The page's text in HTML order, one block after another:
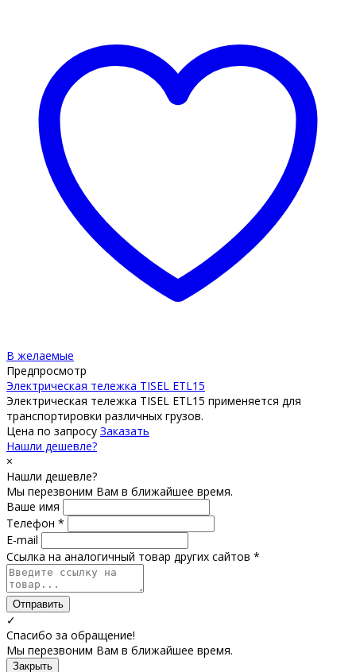
В желаемые
Предпросмотр
Электрическая тележка TISEL ETL15
Электрическая тележка TISEL ETL15 применяется для
транспортировки различных грузов.
Цена по запросу Заказать
Нашли дешевле?
×
Нашли дешевле?
Мы перезвоним Вам в ближайшее время.
Ваше имя
Телефон *
E-mail
Ссылка на аналогичный товар других сайтов *
Отправить
✓
Спасибо за обращение!
Мы перезвоним Вам в ближайшее время.
Закрыть